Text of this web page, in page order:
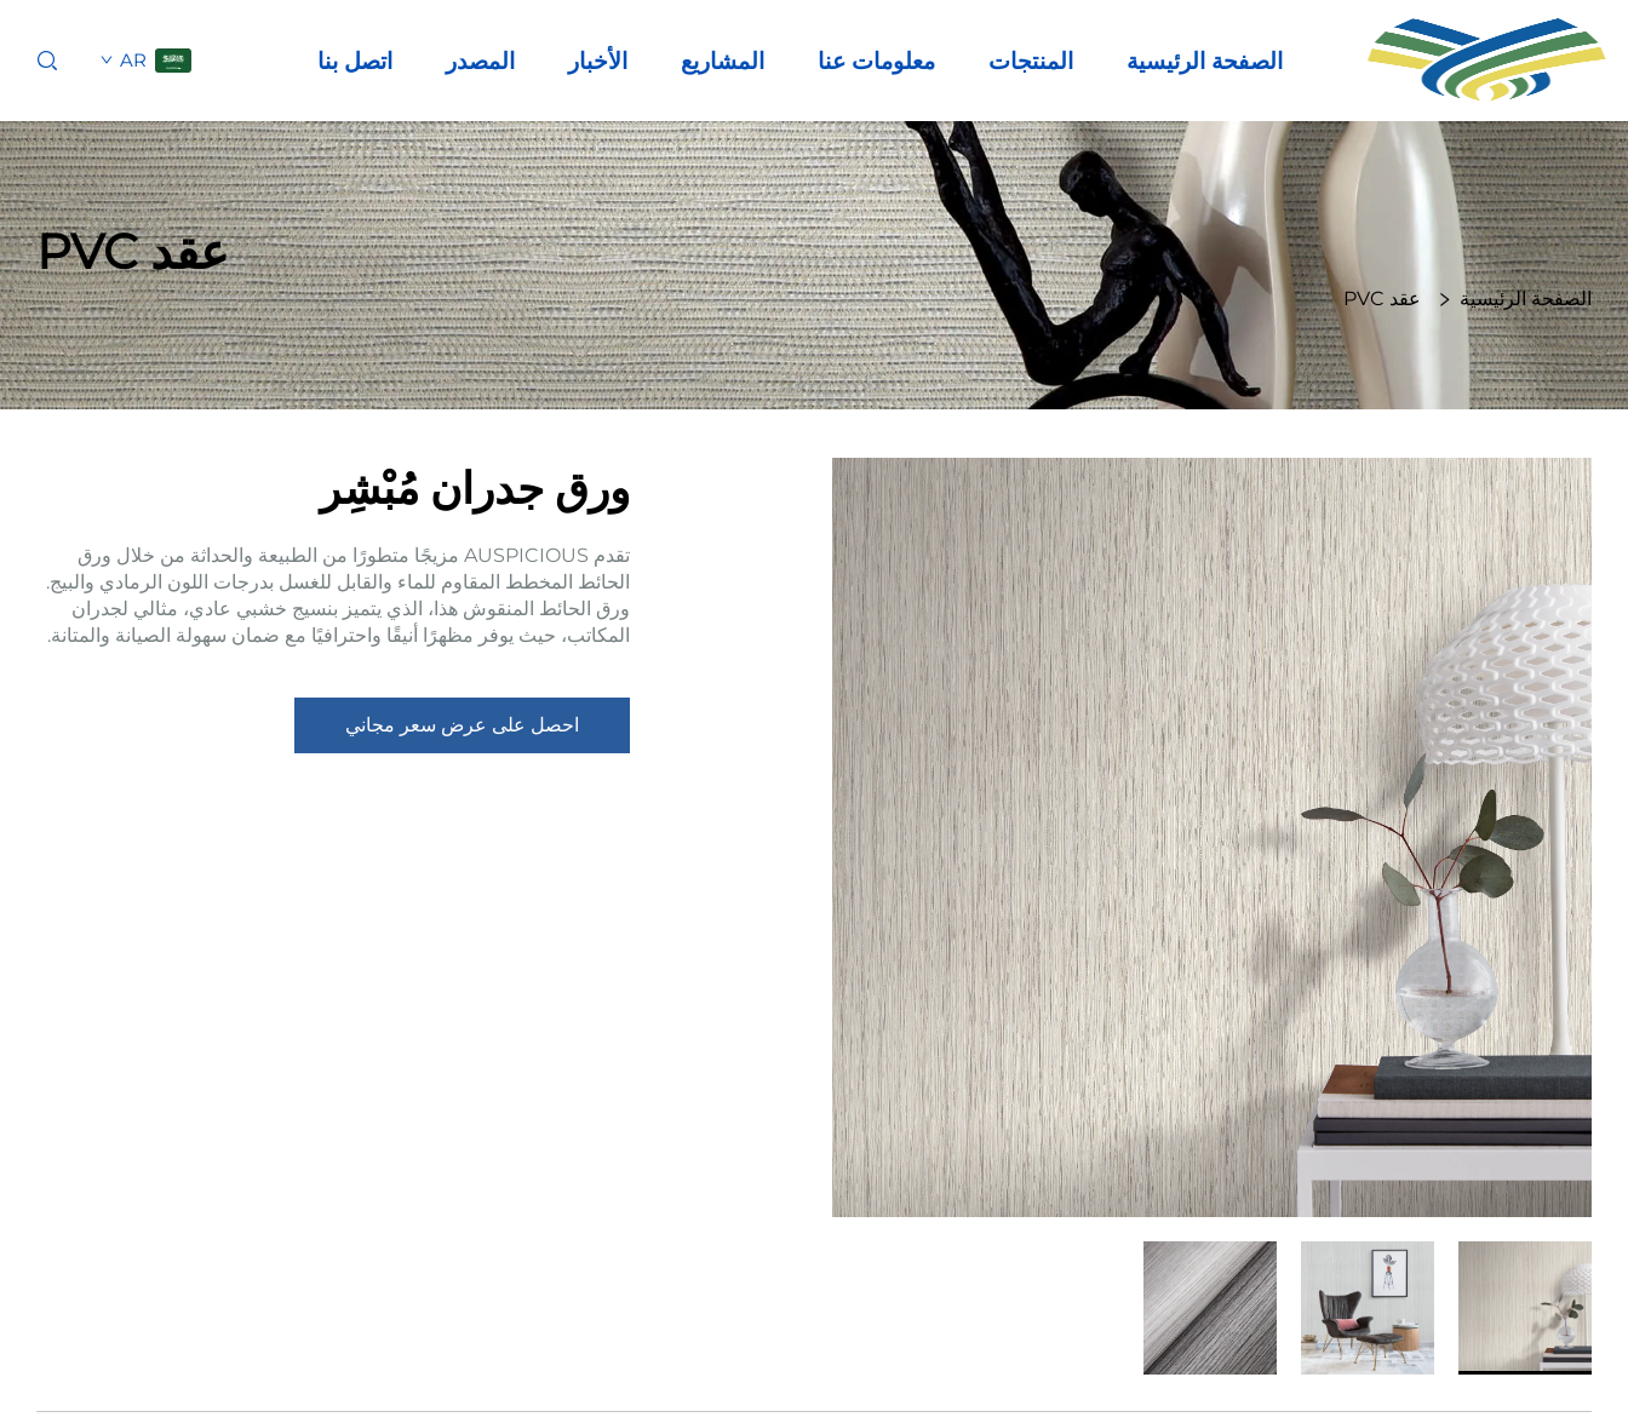
الصفحة الرئيسية المنتجات معلومات عنا المشاريع الأخبار المصدر اتصل بنا AR
عقد PVC
الصفحة الرئيسية عقد PVC
ورق جدران مُبْشِر
تقدم AUSPICIOUS مزيجًا متطورًا من الطبيعة والحداثة من خلال ورق
الحائط المخطط المقاوم للماء والقابل للغسل بدرجات اللون الرمادي والبيج.
ورق الحائط المنقوش هذا، الذي يتميز بنسيج خشبي عادي، مثالي لجدران
المكاتب، حيث يوفر مظهرًا أنيقًا واحترافيًا مع ضمان سهولة الصيانة والمتانة.
احصل على عرض سعر مجاني